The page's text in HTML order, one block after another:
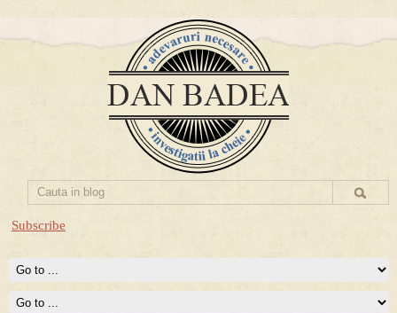
Subscribe
Prima mea carte publicata (Nemira)
Averea Presedintelui: prima lucrare despre controversatele
conturi secrete ale Securitatii.